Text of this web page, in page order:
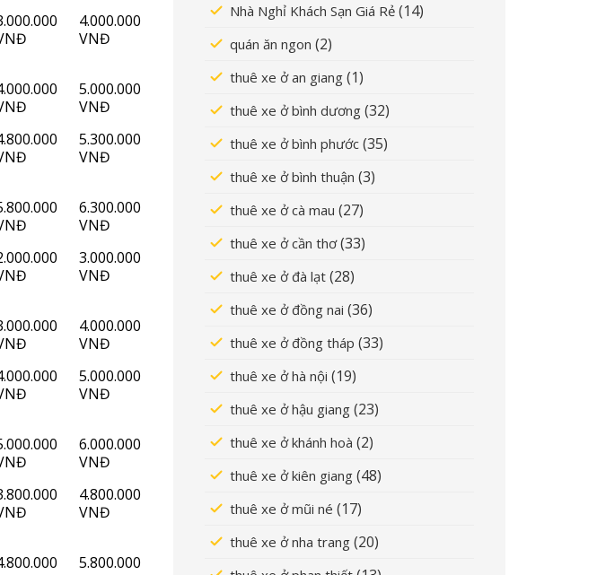
4.000.000
VNĐ
5.000.000
VNĐ
5.300.000
VNĐ
6.300.000
VNĐ
3.000.000
VNĐ
4.000.000
VNĐ
5.000.000
VNĐ
6.000.000
VNĐ
4.800.000
VNĐ
5.800.000
Nhà Nghỉ Khách Sạn Giá Rẻ (14)
quán ăn ngon (2)
thuê xe ở an giang (1)
thuê xe ở bình dương (32)
thuê xe ở bình phước (35)
thuê xe ở bình thuận (3)
thuê xe ở cà mau (27)
thuê xe ở cần thơ(33)
thuê xe ở đà lạt (28)
thuê xe ở đồng nai (36)
thuê xe ở đồng tháp (33)
thuê xe ở hà nội (19)
thuê xe ở hậu giang (23)
thuê xe ở khánh hoà (2)
thuê xe ở kiên giang (48)
thuê xe ở mũi né (17)
thuê xe ở nha trang (20)